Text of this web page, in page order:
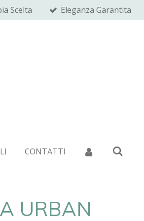
Scelta Eleganza Garantita
CONTATTI
URBAN